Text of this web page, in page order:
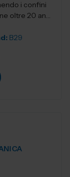
i confini
oltre 20 anni
B29